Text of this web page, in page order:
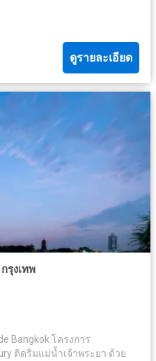
ดูรายละเอียด
รุงเทพ
Bangkok โครงการ
ติดริมแม่น้ำเจ้าพระยา ด้วย